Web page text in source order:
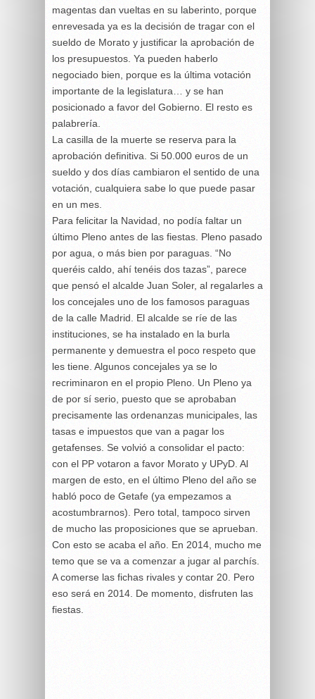
magentas dan vueltas en su laberinto, porque
enrevesada ya es la decisión de tragar con el
sueldo de Morato y justificar la aprobación de
los presupuestos. Ya pueden haberlo
negociado bien, porque es la última votación
importante de la legislatura… y se han
posicionado a favor del Gobierno. El resto es
palabrería.
La casilla de la muerte se reserva para la
aprobación definitiva. Si 50.000 euros de un
sueldo y dos días cambiaron el sentido de una
votación, cualquiera sabe lo que puede pasar
en un mes.
Para felicitar la Navidad, no podía faltar un
último Pleno antes de las fiestas. Pleno pasado
por agua, o más bien por paraguas. “No
queréis caldo, ahí tenéis dos tazas”, parece
que pensó el alcalde Juan Soler, al regalarles a
los concejales uno de los famosos paraguas
de la calle Madrid. El alcalde se ríe de las
instituciones, se ha instalado en la burla
permanente y demuestra el poco respeto que
les tiene. Algunos concejales ya se lo
recriminaron en el propio Pleno. Un Pleno ya
de por sí serio, puesto que se aprobaban
precisamente las ordenanzas municipales, las
tasas e impuestos que van a pagar los
getafenses. Se volvió a consolidar el pacto:
con el PP votaron a favor Morato y UPyD. Al
margen de esto, en el último Pleno del año se
habló poco de Getafe (ya empezamos a
acostumbrarnos). Pero total, tampoco sirven
de mucho las proposiciones que se aprueban.
Con esto se acaba el año. En 2014, mucho me
temo que se va a comenzar a jugar al parchís.
A comerse las fichas rivales y contar 20. Pero
eso será en 2014. De momento, disfruten las
fiestas.